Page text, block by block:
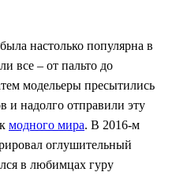
настолько популярна в
все – от пальто до
модельеры пресытились
и надолго отправили эту
модного мира. В 2016-м
оглушительный
в любимцах гуру